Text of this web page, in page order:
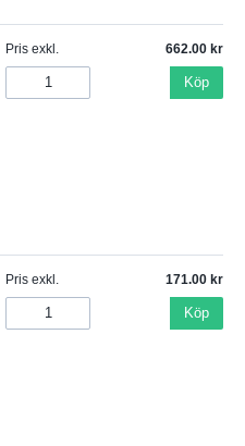
Pris exkl. 662.00
Köp
Pris exkl. 171.00
Köp